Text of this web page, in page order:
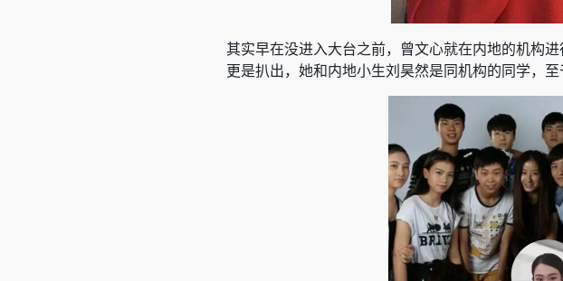
其实早在没进入大台之前，曾文心就在内地的机构
更是扒出，她和内地小生刘昊然是同机构的同学，